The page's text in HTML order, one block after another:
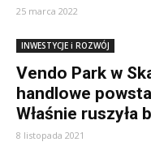
25 marca 2022
INWESTYCJE i ROZWÓJ
Vendo Park w
handlowe
Właśnie ruszyła
8 listopada 2021